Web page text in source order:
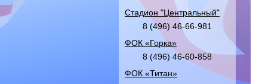
Стадион "Центральный"
8 (496) 46-66-981
ФОК «Горка»
8 (496) 46-60-858
ФОК «Титан»